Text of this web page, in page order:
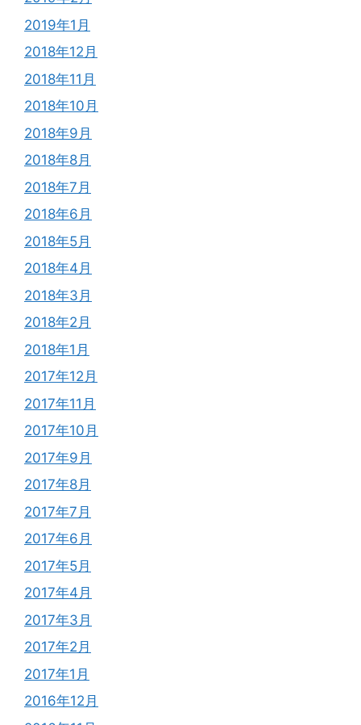
2019年1月
2018年12月
2018年11月
2018年10月
2018年9月
2018年8月
2018年7月
2018年6月
2018年5月
2018年4月
2018年3月
2018年2月
2018年1月
2017年12月
2017年11月
2017年10月
2017年9月
2017年8月
2017年7月
2017年6月
2017年5月
2017年4月
2017年3月
2017年2月
2017年1月
2016年12月